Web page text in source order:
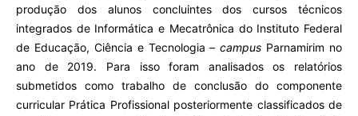
produção dos alunos concluintes dos cursos técnicos
integrados de Informática e Mecatrônica do Instituto Federal
de Educação, Ciência e Tecnologia –campus Parnamirim no
ano de 2019. Para isso foram analisados os relatórios
submetidos como trabalho de conclusão do componente
curricular Prática Profissional posteriormente classificados de